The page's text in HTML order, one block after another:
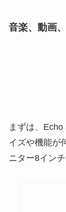
音楽、動画
まずは、
イズや機能が
ニター8イン